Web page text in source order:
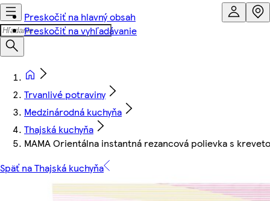
Preskočiť na hlavný obsah
Preskočiť na vyhľadávanie
Trvanlivé potraviny
Medzinárodná kuchyňa
Thajská kuchyňa
MAMA Orientálna instantná rezancová polievka s
Späť na Thajská kuchyňa